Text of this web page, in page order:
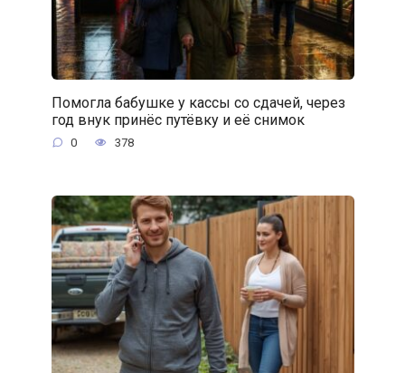
Помогла бабушке у кассы со сдачей, через
год внук принёс путёвку и её снимок
0 378